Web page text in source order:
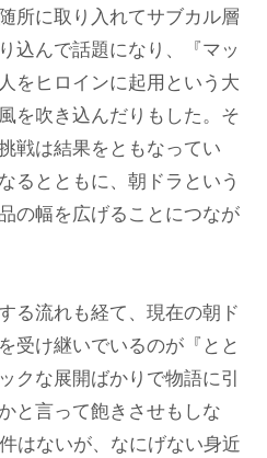
所に取り入れてサブカル層
込んで話題になり、『マッ
をヒロインに起用という大
を吹き込んだりもした。そ
戦は結果をともなってい
るとともに、朝ドラという
の幅を広げることにつなが
る流れも経て、現在の朝ド
受け継いでいるのが『とと
クな展開ばかりで物語に引
と言って飽きさせもしな
はないが、なにげない身近